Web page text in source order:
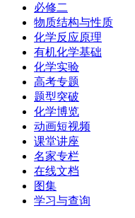
必修二
物质结构与性质
化学反应原理
有机化学基础
化学实验
高考专题
题型突破
化学博览
动画短视频
课堂讲座
名家专栏
在线文档
图集
学习与查询